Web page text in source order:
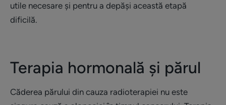
utile necesare și pentru a depăși această etapă
dificilă.
Terapia hormonală și părul
Căderea părului din cauza radioterapiei nu este